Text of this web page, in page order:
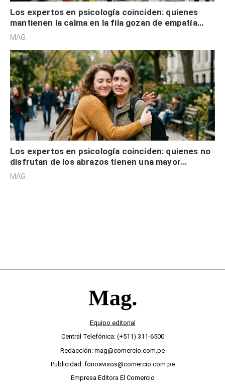
Los expertos en psicología coinciden: quienes
mantienen la calma en la fila gozan de empatía
cognitiva, gratitud y no solo tienen autocontrol
MAG.
Los expertos en psicología coinciden: quienes no
disfrutan de los abrazos tienen una mayor
sensibilidad a los estímulos físicos y no es por
MAG.
Equipo editorial
Central Telefónica: (+511) 311-6500
Redacción: mag@comercio.com.pe
Publicidad: fonoavisos@comercio.com.pe
Empresa Editora El Comercio